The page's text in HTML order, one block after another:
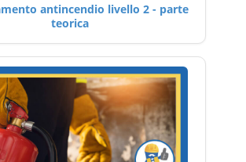
antincendio livello 2 - parte
teorica